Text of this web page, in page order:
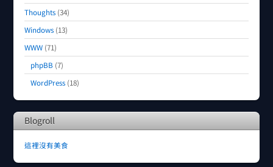
Thoughts (34)
Windows (13)
WWW (71)
phpBB (7)
WordPress (18)
Blogroll
這裡沒有美食